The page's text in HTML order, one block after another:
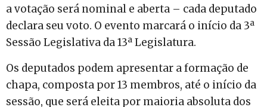
a votação será nominal e aberta – cada deputado
declara seu voto. O evento marcará o início da 3ª
Sessão Legislativa da 13ª Legislatura.
Os deputados podem apresentar a formação de
chapa, composta por 13 membros, até o início da
sessão, que será eleita por maioria absoluta dos